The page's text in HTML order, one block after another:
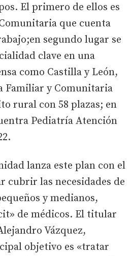
El primero de ellos es
que cuenta
segundo lugar se
clave en una
como Castilla y León,
Familiar y Comunitaria
rural con 58 plazas; en
Pediatría Atención
lanza este plan con el
cubrir las necesidades de
y medianos,
de médicos. El titular
Vázquez,
objetivo es «tratar